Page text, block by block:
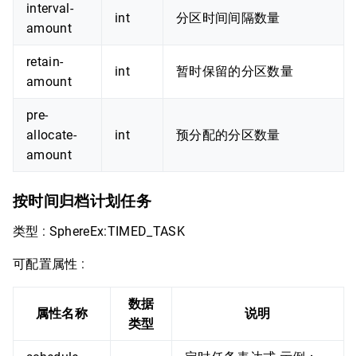
interval-
amount
int 分区时间间隔数量
retain-
amount
int 暂时保留的分区数量
pre-
allocate-
amount
int 预分配的分区数量
按时间归档计划任务
类型 : SphereEx:TIMED_TASK
可配置属性 :
属性名称
数据
类型
说明